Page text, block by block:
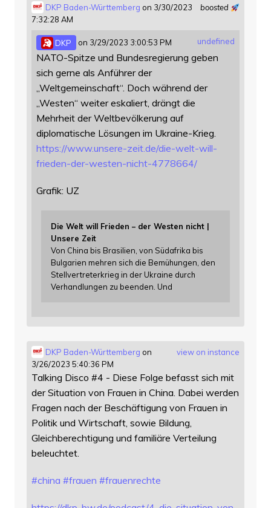
boosted
DKP Baden-Württemberg on 3/30/2023
7:32:28 AM
undefined
DKP on 3/29/2023 3:00:53 PM
NATO-Spitze und Bundesregierung geben
sich gerne als Anführer der
„Weltgemeinschaft“. Doch während der
„Westen“ weiter eskaliert, drängt die
Mehrheit der Weltbevölkerung auf
diplomatische Lösungen im Ukraine-Krieg.
https://www.unsere-zeit.de/die-welt-will-
frieden-der-westen-nicht-4778664/
Grafik: UZ
Die Welt will Frieden – der Westen nicht |
Unsere Zeit
Von China bis Brasilien, von Südafrika bis
Bulgarien mehren sich die Bemühungen, den
Stellvertreterkrieg in der Ukraine durch
Verhandlungen zu beenden. Und
view on instance
DKP Baden-Württemberg on
3/26/2023 5:40:36 PM
Talking Disco #4 - Diese Folge befasst sich mit
der Situation von Frauen in China. Dabei werden
Fragen nach der Beschäftigung von Frauen in
Politik und Wirtschaft, sowie Bildung,
Gleichberechtigung und familiäre Verteilung
beleuchtet.
#china #frauen #frauenrechte